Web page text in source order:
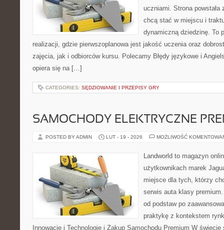
uczniami. Strona
chcą stać w miejscu i
dynamiczną dziedzinę. To
realizacji, gdzie pierwszoplanowa jest jakość uczenia oraz
zajęcia, jak i odbiorców kursu. Polecamy Błędy językowe i
opiera się na […]
CATEGORIES: SĘDZIOWANIE I PRZEPISY GRY
SAMOCHODY ELEKTRYCZNE
POSTED BY ADMIN LUT - 19 - 2026 MOŻLIWOŚĆ
Landworld to magazyn
użytkownikach marek
miejsce dla tych, którzy
serwis auta klasy
od podstaw po
praktykę z kontekstem
Innowacje i Technologie i Zakup Samochodu Premium W